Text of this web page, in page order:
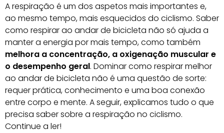
A respiração é um dos aspetos mais importantes e,
ao mesmo tempo, mais esquecidos do ciclismo. Saber
como respirar ao andar de bicicleta não só ajuda a
manter a energia por mais tempo, como também
melhora a concentração, a oxigenação muscular e
o desempenho geral. Dominar como respirar melhor
ao andar de bicicleta não é uma questão de sorte:
requer prática, conhecimento e uma boa conexão
entre corpo e mente. A seguir, explicamos tudo o que
precisa saber sobre a respiração no ciclismo.
Continue a ler!